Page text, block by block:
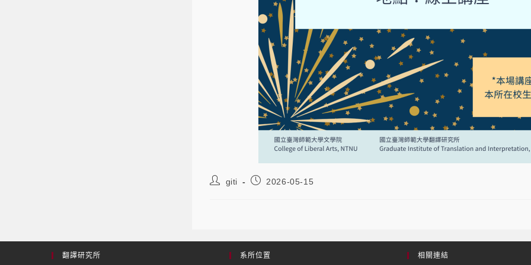
giti 2026-05-15
翻譯研究所 系所位置 相關連結